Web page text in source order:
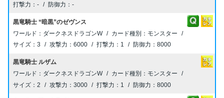
-
-
黒竜騎士 “暗黒”のゼヴンス
ダークネスドラゴンW
モンスター
3
6000 1 8000
黒竜騎士 ルザム
ダークネスドラゴンW
モンスター
2
3000 1 8000